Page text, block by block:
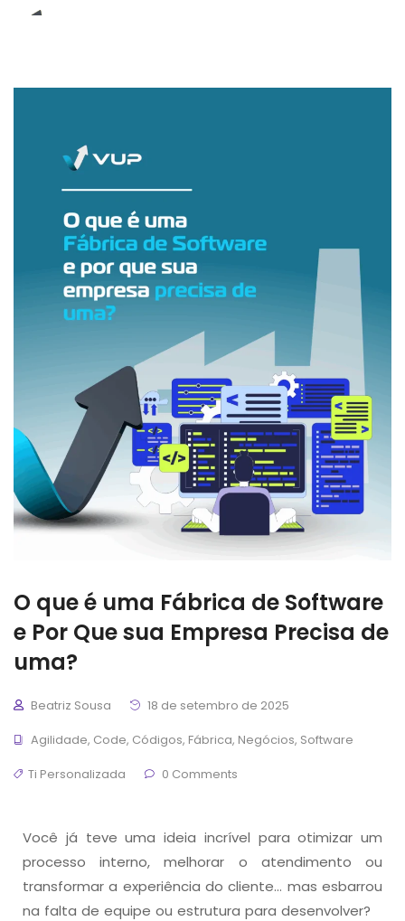
O que é uma Fábrica de Software
e Por Que sua Empresa Precisa de
uma?
Beatriz Sousa
18 de setembro de 2025
Agilidade, Code, Códigos, Fábrica, Negócios, Software
Ti Personalizada
0 Comments
Você já teve uma ideia incrível para otimizar um
processo interno, melhorar o atendimento ou
transformar a experiência do cliente… mas esbarrou
na falta de equipe ou estrutura para desenvolver?